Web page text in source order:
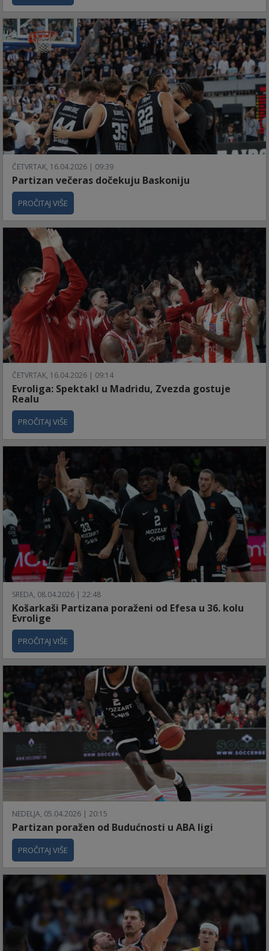
ČETVRTAK, 16.04.2026 | 09:39
Partizan večeras dočekuju Baskoniju
PROČITAJ VIŠE
ČETVRTAK, 16.04.2026 | 09:14
Evroliga: Spektakl u Madridu, Zvezda gostuje
Realu
PROČITAJ VIŠE
SREDA, 08.04.2026 | 22:48
Košarkaši Partizana poraženi od Efesa u 36. kolu
Evrolige
PROČITAJ VIŠE
NEDELJA, 05.04.2026 | 20:15
Partizan poražen od Budućnosti u ABA ligi
PROČITAJ VIŠE